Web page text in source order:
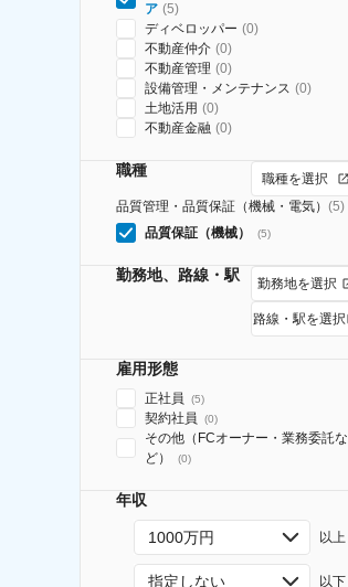
ア (5)
ディベロッパー (0)
不動産仲介 (0)
不動産管理 (0)
設備管理・メンテナンス (0)
土地活用 (0)
不動産金融 (0)
職種
職種を選択
品質管理・品質保証（機械・電気） (5)
品質保証（機械）
(5)
勤務地、路線・駅 勤務地を選択
路線・駅を選択
雇用形態
正社員 (5)
契約社員 (0)
その他（FCオーナー・業務委託な
ど）
(0)
年収
1000万円 以上
指定しない 以下